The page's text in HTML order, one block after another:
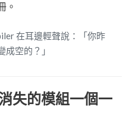
。
在耳邊輕聲說：「你昨
空的？」
失的模組一個一